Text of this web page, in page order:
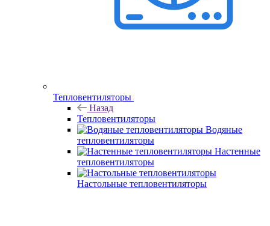
Тепловентиляторы
Назад
Тепловентиляторы
Водяные
тепловентиляторы
Настенные
тепловентиляторы
Настольные тепловентиляторы